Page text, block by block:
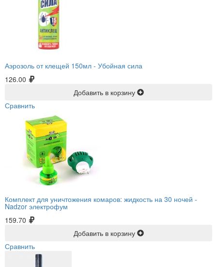
Аэрозоль от клещей 150мл - Убойная сила
126.00
Добавить в корзину
Сравнить
Комплект для уничтожения комаров: жидкость на 30 ночей -
Nadzor электрофум
159.70
Добавить в корзину
Сравнить